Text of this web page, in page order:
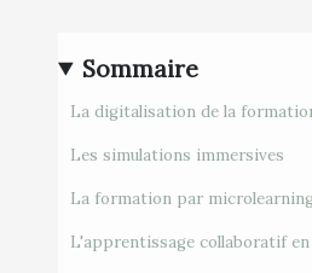
Sommaire
La digitalisation de la
Les simulations immersives
La formation par
L'apprentissage collaboratif